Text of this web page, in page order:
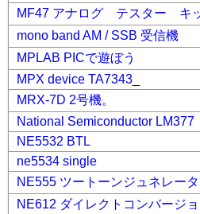
MF47 アナログ テスター キ
mono band AM / SSB 受信機
MPLAB PICで遊ぼう
MPX device TA7343_
MRX-7D 2号機。
National Semiconductor LM377
NE5532 BTL
ne5534 single
NE555 ツートーンジュネレータ
NE612 ダイレクトコンバージ